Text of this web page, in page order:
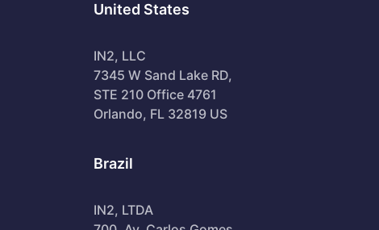
United States
IN2, LLC
7345 W Sand Lake RD,
STE 210 Office 4761
Orlando, FL 32819 US
Brazil
IN2, LTDA